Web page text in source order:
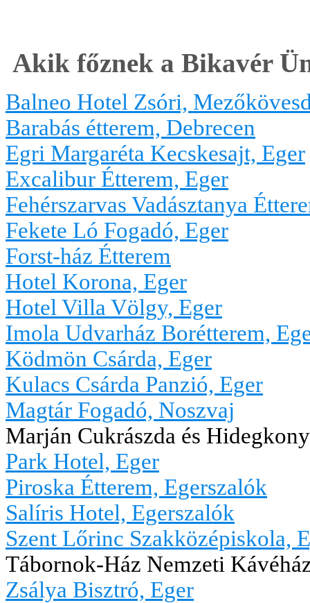
Akik főznek a Bikavér
Balneo Hotel Zsóri,
Barabás étterem, Debrecen
Egri Margaréta Kecskesajt, Eger
Excalibur Étterem, Eger
Fehérszarvas Vadásztanya
Fekete Ló Fogadó, Eger
Forst-ház Étterem
Hotel Korona, Eger
Hotel Villa Völgy, Eger
Imola Udvarház Borétterem,
Ködmön Csárda, Eger
Kulacs Csárda Panzió, Eger
Magtár Fogadó, Noszvaj
Marján Cukrászda és
Park Hotel, Eger
Piroska Étterem, Egerszalók
Salíris Hotel, Egerszalók
Szent Lőrinc Szakközépiskola,
Tábornok-Ház Nemzeti
Zsálya Bisztró, Eger